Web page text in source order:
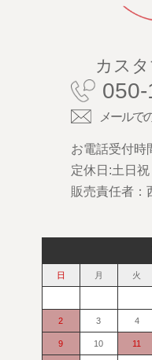
カス
メールで
お電話受付時
定休日:土日
販売責任者：
日 月 火
2 3 4
9 10 11